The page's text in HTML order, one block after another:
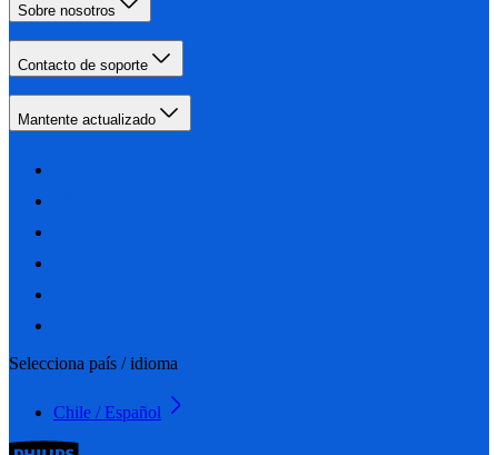
Sobre nosotros
Contacto de soporte
Mantente actualizado
Selecciona país / idioma
Chile / Español